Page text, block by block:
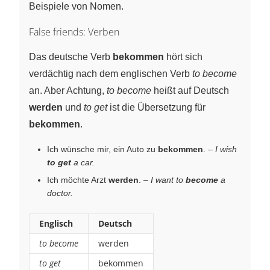
Beispiele von Nomen.
False friends: Verben
Das deutsche Verb bekommen hört sich
verdächtig nach dem englischen Verb to become
an. Aber Achtung, to become heißt auf Deutsch
werden und to getist die Übersetzung für
bekommen.
Ich wünsche mir, ein Auto zu bekommen . – I wish
to get a car.
Ich möchte Arzt werden . – I want to become a
doctor.
Englisch
Deutsch
to become
werden
to get
bekommen